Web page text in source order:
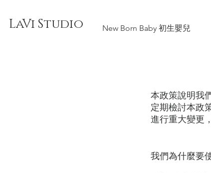
New Born Baby 初生嬰兒
LaVi Studio
本政策說明我
定期檢討本政
進行重大變更
我們為什麼要